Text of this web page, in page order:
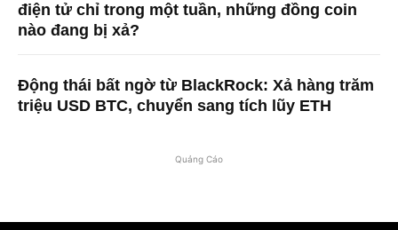
điện tử chỉ trong một tuần, những đồng coin
nào đang bị xả?
Động thái bất ngờ từ BlackRock: Xả hàng trăm
triệu USD BTC, chuyển sang tích lũy ETH
Quảng Cáo